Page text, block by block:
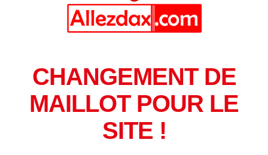
CHANGEMENT DE
MAILLOT POUR LE
SITE !